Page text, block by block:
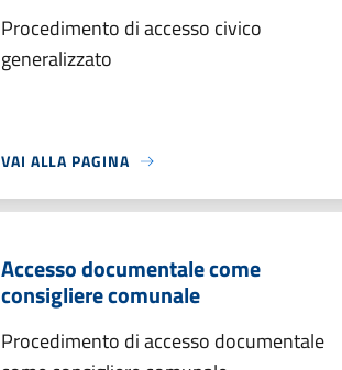
Procedimento di accesso civico
generalizzato
VAI ALLA PAGINA
Accesso documentale come
consigliere comunale
Procedimento di accesso documentale